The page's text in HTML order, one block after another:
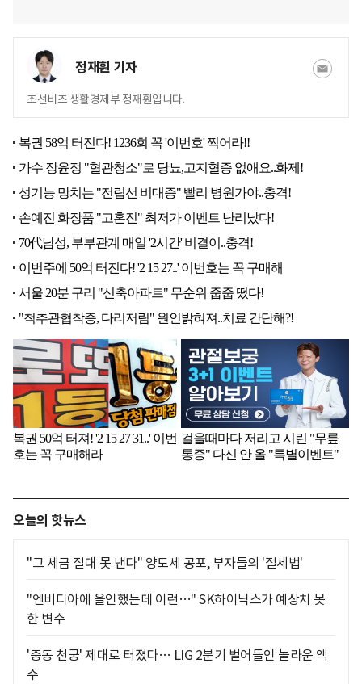
정재훤 기자
조선비즈 생활경제부 정재훤입니다.
오늘의 핫뉴스
"그 세금 절대 못 낸다" 양도세 공포, 부자들의 '절세법'
"엔비디아에 올인했는데 이런…" SK하이닉스가 예상치 못
한 변수
'중동 천궁' 제대로 터졌다… LIG 2분기 벌어들인 놀라운 액
수